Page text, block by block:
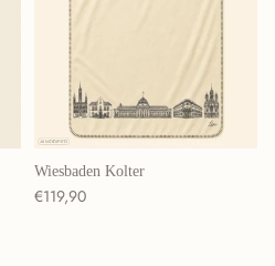
Wiesbaden Kolter
Normaler Preis
€119,90